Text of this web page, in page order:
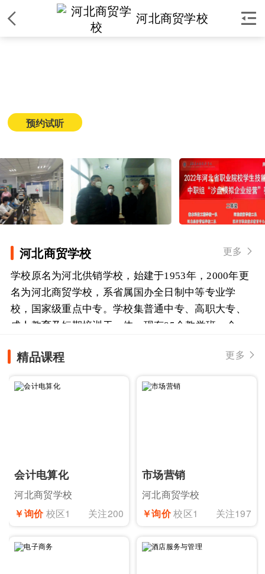
河北商贸学校
 
预约试听
河北商贸学校 更多 
学校原名为河北供销学校，始建于1953年，2000年更
名为河北商贸学校，系省属国办全日制中等专业学
校，国家级重点中专。学校集普通中专、高职大专、
成人教育及短期培训于一体，现有95个教学班，全日
之一。 学校占...
精品课程 更多 
会计电算化
河北商贸学校
￥询价 校区1 关注200
市场营销
河北商贸学校
￥询价校区1 关注197